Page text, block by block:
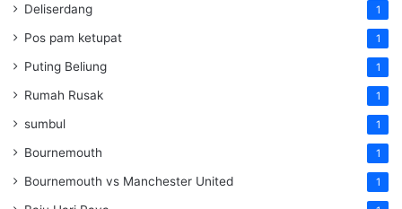
Deliserdang 1
Pos pam ketupat 1
Puting Beliung 1
Rumah Rusak 1
sumbul 1
Bournemouth 1
Bournemouth vs Manchester United 1